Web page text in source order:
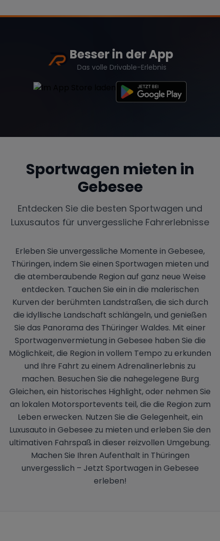
Besser in der App
Das volle Drivable-Erlebnis
Sportwagen mieten in
Gebesee
Entdecken Sie die besten Sportwagen und
Luxusautos für unvergessliche Fahrerlebnisse
Erleben Sie unvergessliche Momente in Gebesee,
Thüringen, indem Sie einen Sportwagen mieten und
die atemberaubende Region auf ganz neue Weise
entdecken. Tauchen Sie ein in die malerischen
Kurven der berühmten Landstraßen, die sich durch
die idyllische Landschaft schlängeln, und genießen
Sie das Panorama des Thüringer Waldes. Mit einer
Sportwagenvermietung in Gebesee haben Sie die
Möglichkeit, die Region in vollem Tempo zu erkunden
und Ihre Fahrt zu einem Adrenalinerlebnis zu
machen. Besuchen Sie die nahegelegene Burg
Gleichen, ein historisches Highlight, oder nehmen Sie
an lokalen Motorsportevents teil, die die Region zum
Leben erwecken. Nutzen Sie die Gelegenheit, ein
Luxusauto in Gebesee zu mieten und erleben Sie den
ultimativen Fahrspaß in dieser reizvollen Umgebung.
Machen Sie Ihren Aufenthalt in Thüringen
unvergesslich – Jetzt Sportwagen in Gebesee
erleben!